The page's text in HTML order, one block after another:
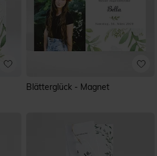
Blätterglück - Magnet